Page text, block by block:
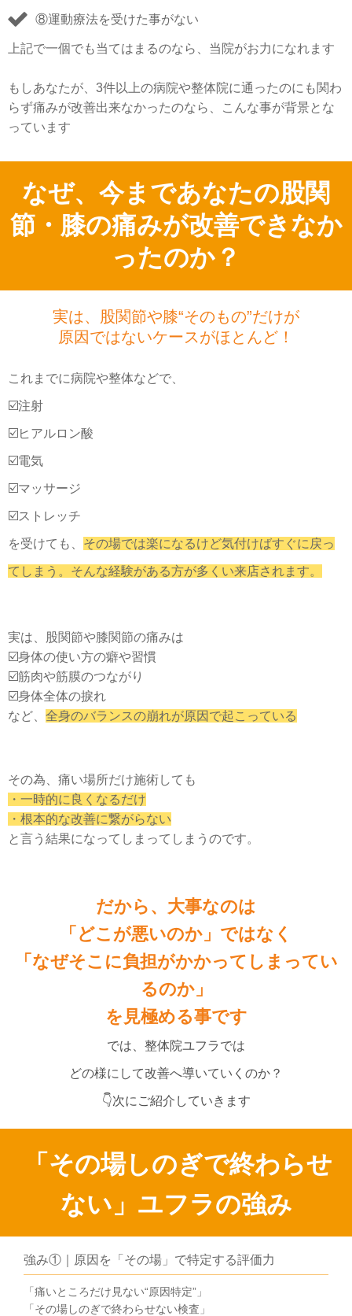
⑧運動療法を受けた事がない
上記で一個でも当てはまるのなら、当院がお力になれます
もしあなたが、3件以上の病院や整体院に通ったのにも関わ
らず痛みが改善出来なかったのなら、こんな事が背景とな
っています
なぜ、今まであなたの股関
節・膝の痛みが改善できなか
ったのか？
実は、股関節や膝“そのもの”だけが
原因ではないケースがほとんど！
これまでに病院や整体などで、
☑️注射
☑️ヒアルロン酸
☑️電気
☑️マッサージ
☑️ストレッチ
を受けても、 その場では楽になるけど気付けばすぐに戻っ
てしまう。 そんな経験がある方が多くい来店されます。
実は、股関節や膝関節の痛みは
☑️身体の使い方の癖や習慣
☑️筋肉や筋膜のつながり
☑️身体全体の捩れ
など、 全身のバランスの崩れが原因で起こっている
その為、痛い場所だけ施術しても
・一時的に良くなるだけ
・根本的な改善に繋がらない
と言う結果になってしまってしまうのです。
だから、大事なのは
「どこが悪いのか」ではなく
「なぜそこに負担がかかってしまってい
るのか」
を見極める事です
では、整体院ユフラでは
どの様にして改善へ導いていくのか？
👇次にご紹介していきます
「その場しのぎで終わらせ
ない」ユフラの強み
強み①｜原因を「その場」で特定する評価力
「痛いところだけ見ない“原因特定”」
「その場しのぎで終わらせない検査」